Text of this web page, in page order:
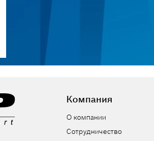
Компания
О компании
Сотрудничество